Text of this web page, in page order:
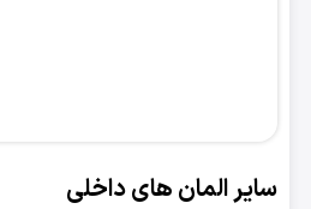
سایر المان های داخلی